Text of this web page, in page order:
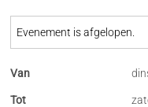
Evenement is afgelopen.
Van
Tot